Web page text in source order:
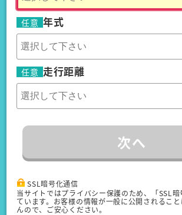
任意 年式
任意 走行距離
次へ
SSL暗号化通信
当サイトではプライバシー保護のため、「SSL
ています。お客様の情報が一般に公開されるこ
んので、ご安心ください。